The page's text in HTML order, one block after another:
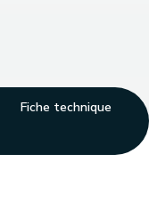
Fiche technique